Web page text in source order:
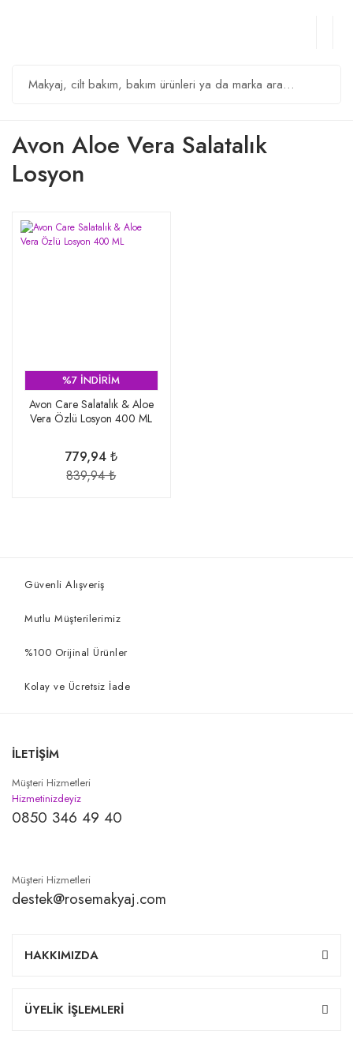
Avon Aloe Vera Salatalık
Losyon
%7 İNDİRİM
Avon Care Salatalık & Aloe
Vera Özlü Losyon 400 ML
779,94 ₺
839,94 ₺
Güvenli Alışveriş
Mutlu Müşterilerimiz
%100 Orijinal Ürünler
Kolay ve Ücretsiz İade
İLETİŞİM
Müşteri Hizmetleri
Hizmetinizdeyiz
0850 346 49 40
Müşteri Hizmetleri
destek@rosemakyaj.com
HAKKIMIZDA
ÜYELİK İŞLEMLERİ